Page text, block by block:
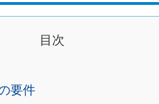
目次
要件